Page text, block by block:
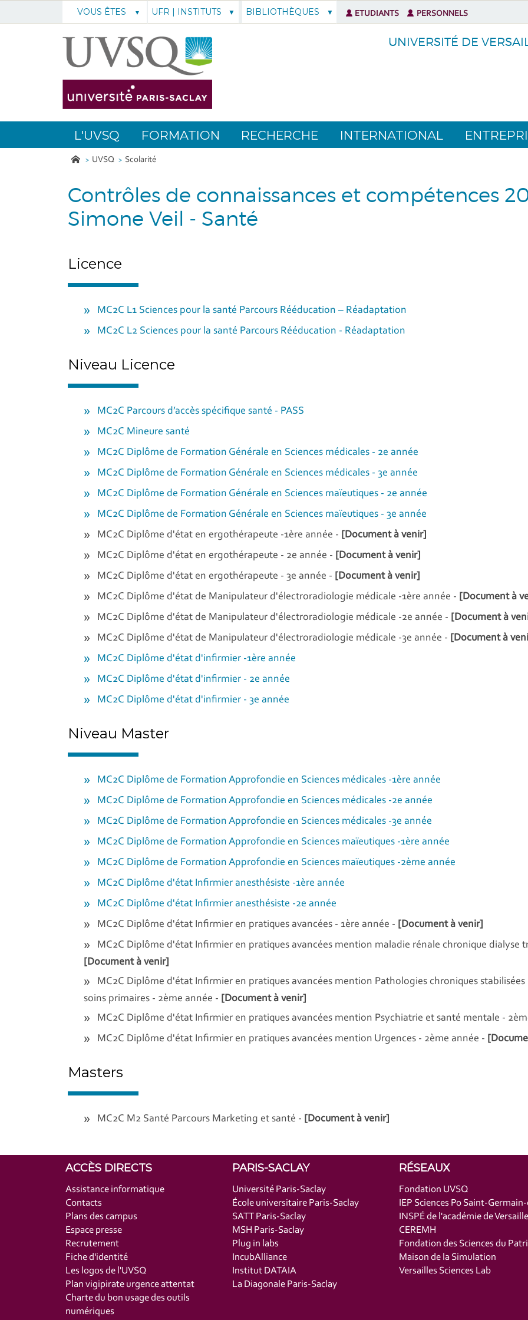
VOUS ÊTES
UNIVERSITÉ DE
L'UVSQ FORMATION RECHERCHE INTERNATIONAL
UVSQ Scolarité
Contrôles de connaissances et compétences
Simone Veil - Santé
Licence
MC2C L1 Sciences pour la santé Parcours Rééducation – Réadaptation
MC2C L2 Sciences pour la santé Parcours Rééducation - Réadaptation
Niveau Licence
MC2C Parcours d’accès spécifique santé - PASS
MC2C Mineure santé
MC2C Diplôme de Formation Générale en Sciences médicales - 2e année
MC2C Diplôme de Formation Générale en Sciences médicales - 3e année
MC2C Diplôme de Formation Générale en Sciences maïeutiques - 2e année
MC2C Diplôme de Formation Générale en Sciences maïeutiques - 3e année
MC2C Diplôme d'état en ergothérapeute -1ère année - [Document à venir]
MC2C Diplôme d'état en ergothérapeute - 2e année - [Document à venir]
MC2C Diplôme d'état en ergothérapeute - 3e année - [Document à venir]
MC2C Diplôme d'état de Manipulateur d'électroradiologie médicale -1ère année - [Document à
MC2C Diplôme d'état de Manipulateur d'électroradiologie médicale -2e année - [Document à
MC2C Diplôme d'état de Manipulateur d'électroradiologie médicale -3e année - [Document à
MC2C Diplôme d'état d'infirmier -1ère année
MC2C Diplôme d'état d'infirmier - 2e année
MC2C Diplôme d'état d'infirmier - 3e année
Niveau Master
MC2C Diplôme de Formation Approfondie en Sciences médicales -1ère année
MC2C Diplôme de Formation Approfondie en Sciences médicales -2e année
MC2C Diplôme de Formation Approfondie en Sciences médicales -3e année
MC2C Diplôme de Formation Approfondie en Sciences maïeutiques -1ère année
MC2C Diplôme de Formation Approfondie en Sciences maïeutiques -2ème année
MC2C Diplôme d'état Infirmier anesthésiste -1ère année
MC2C Diplôme d'état Infirmier anesthésiste -2e année
MC2C Diplôme d'état Infirmier en pratiques avancées - 1ère année - [Document à venir]
MC2C Diplôme d'état Infirmier en pratiques avancées mention maladie rénale chronique dialyse
[Document à venir]
MC2C Diplôme d'état Infirmier en pratiques avancées mention Pathologies chroniques
soins primaires - 2ème année - [Document à venir]
MC2C Diplôme d'état Infirmier en pratiques avancées mention Psychiatrie et santé mentale -
MC2C Diplôme d'état Infirmier en pratiques avancées mention Urgences - 2ème année -
Masters
MC2C M2 Santé Parcours Marketing et santé - [Document à venir]
UFR | INSTITUTS BIBLIOTHÈQUES ETUDIANTS PERSONNELS
ACCÈS DIRECTS
Assistance informatique
Contacts
Plans des campus
Espace presse
Recrutement
Fiche d'identité
Les logos de l'UVSQ
Plan vigipirate urgence attentat
Charte du bon usage des outils
numériques
PARIS-SACLAY
Université Paris-Saclay
École universitaire Paris-Saclay
SATT Paris-Saclay
MSH Paris-Saclay
Plug in labs
IncubAlliance
Institut DATAIA
La Diagonale Paris-Saclay
RÉSEAUX
Fondation UVSQ
IEP Sciences Po Saint-
INSPÉ de l'académie de
CEREMH
Fondation des Sciences du
Maison de la Simulation
Versailles Sciences Lab